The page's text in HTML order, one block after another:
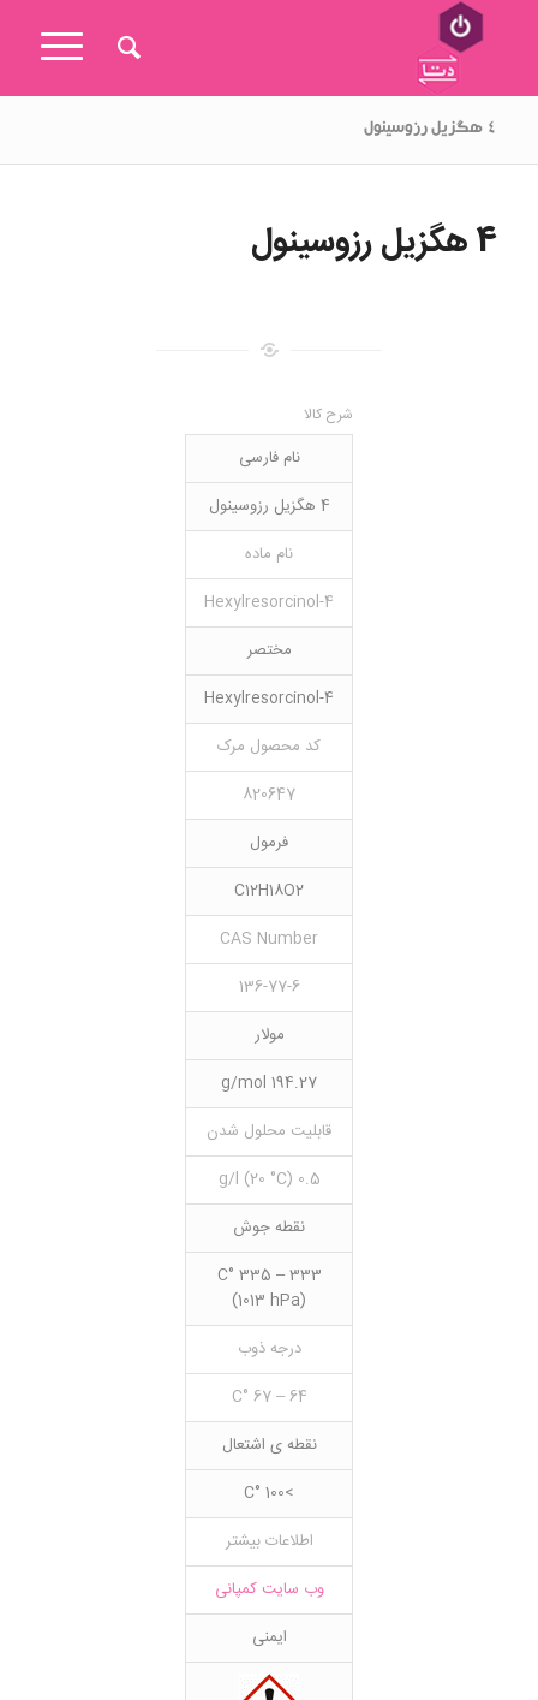
۴ هگزیل رزوسینول
4 هگزیل رزوسینول
شرح کالا
نام فارسی
4 هگزیل رزوسینول
نام ماده
4-Hexylresorcinol
مختصر
4-Hexylresorcinol
کد محصول مرک
820647
فرمول
C12H18O2
CAS Number
136-77-6
مولار
194.27 g/mol
قابلیت محلول شدن
0.5 g/l (20 °C)
نقطه جوش
333 – 335 °C
(1013 hPa)
درجه ذوب
64 – 67 °C
نقطه ی اشتعال
>100 °C
اطلاعات بیشتر
وب سایت کمپانی
ایمنی